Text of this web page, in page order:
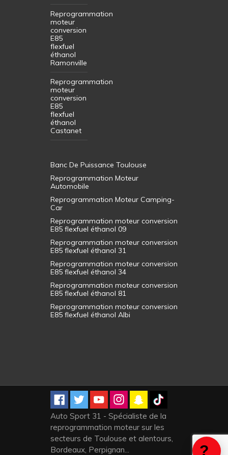
Reprogrammation
moteur
conversion
E85
flexfuel
éthanol
Ramonville
Reprogrammation
moteur
conversion
E85
flexfuel
éthanol
Castanet
Banc De Puissance Toulouse
Reprogrammation Moteur
Automobile
Reprogrammation Moteur Camping-
Car
Reprogrammation moteur conversion
E85 flexfuel éthanol 09
Reprogrammation moteur conversion
E85 flexfuel éthanol 31
Reprogrammation moteur conversion
E85 flexfuel éthanol 34
Reprogrammation moteur conversion
E85 flexfuel éthanol 81
Reprogrammation moteur conversion
E85 flexfuel éthanol Albi
Auto Sport 31 - Spécialiste de la
reprogrammation moteur sur les
secteurs de Toulouse et alentours,
Bordeaux, Perpignan...